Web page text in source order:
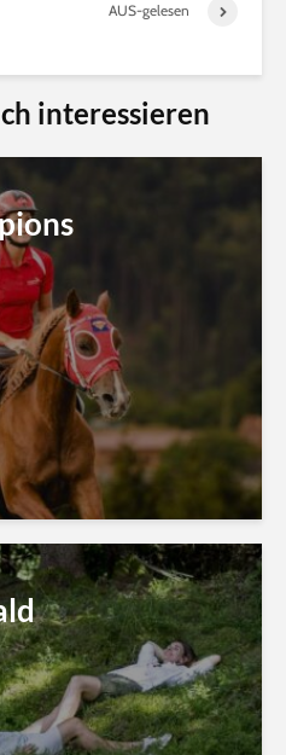
AUS-gelesen
interessieren